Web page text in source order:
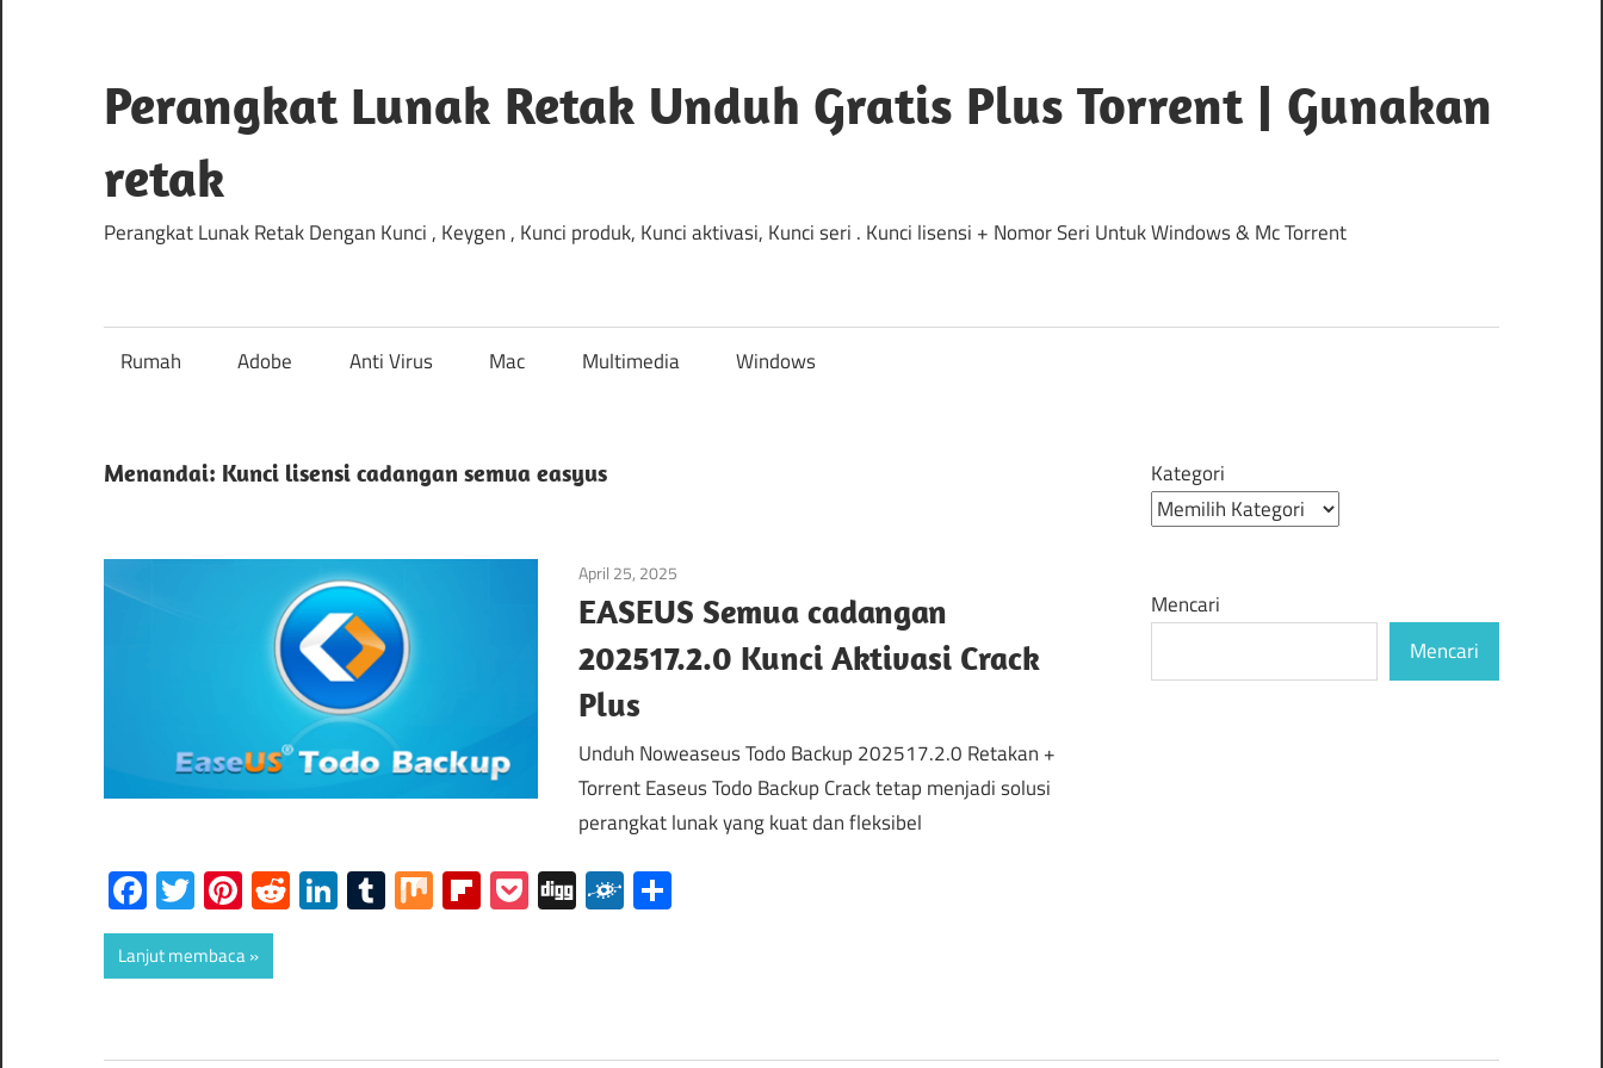
konten
Perangkat Lunak Retak Unduh Gratis Plus Torrent | Gunakan
retak
Perangkat Lunak Retak Dengan Kunci , Keygen , Kunci produk, Kunci aktivasi, Kunci seri . Kunci lisensi + Nomor Seri Untuk Windows & Mc Torrent
Rumah Adobe Anti Virus Mac Multimedia Windows
Menandai: Kunci lisensi cadangan semua easyus
April 25, 2025
EASEUS Semua cadangan
202517.2.0 Kunci Aktivasi Crack
Plus
Unduh Noweaseus Todo Backup 202517.2.0 Retakan +
Torrent Easeus Todo Backup Crack tetap menjadi solusi
perangkat lunak yang kuat dan fleksibel
Facebook
Twitter
Pinterest
RedditLinkedIn
Tumblr
MixFlipboard
Pocket
DiggFolkd
Lanjut membaca
Kategori
Mencari
Mencari